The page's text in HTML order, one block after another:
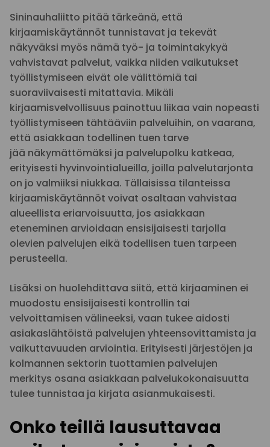
Sininauhaliitto pitää tärkeänä, että
kirjaamiskäytännöt tunnistavat ja tekevät
näkyväksi myös nämä työ- ja toimintakykyä
vahvistavat palvelut, vaikka niiden vaikutukset
työllistymiseen eivät ole välittömiä tai
suoraviivaisesti mitattavia. Mikäli
kirjaamisvelvollisuus painottuu liikaa vain nopeasti
työllistymiseen tähtääviin palveluihin, on vaarana,
että asiakkaan todellinen tuen tarve
jää näkymättömäksi ja palvelupolku katkeaa,
erityisesti hyvinvointialueilla, joilla palvelutarjonta
on jo valmiiksi niukkaa. Tällaisissa tilanteissa
kirjaamiskäytännöt voivat osaltaan vahvistaa
alueellista eriarvoisuutta, jos asiakkaan
eteneminen arvioidaan ensisijaisesti tarjolla
olevien palvelujen eikä todellisen tuen tarpeen
perusteella.
Lisäksi on huolehdittava siitä, että kirjaaminen ei
muodostu ensisijaisesti kontrollin tai
velvoittamisen välineeksi, vaan tukee aidosti
asiakaslähtöistä palvelujen yhteensovittamista ja
vaikuttavuuden arviointia. Erityisesti järjestöjen ja
kolmannen sektorin tuottamien palvelujen
merkitys osana asiakkaan palvelukokonaisuutta
tulee tunnistaa ja kirjata asianmukaisesti.
Onko teillä lausuttavaa